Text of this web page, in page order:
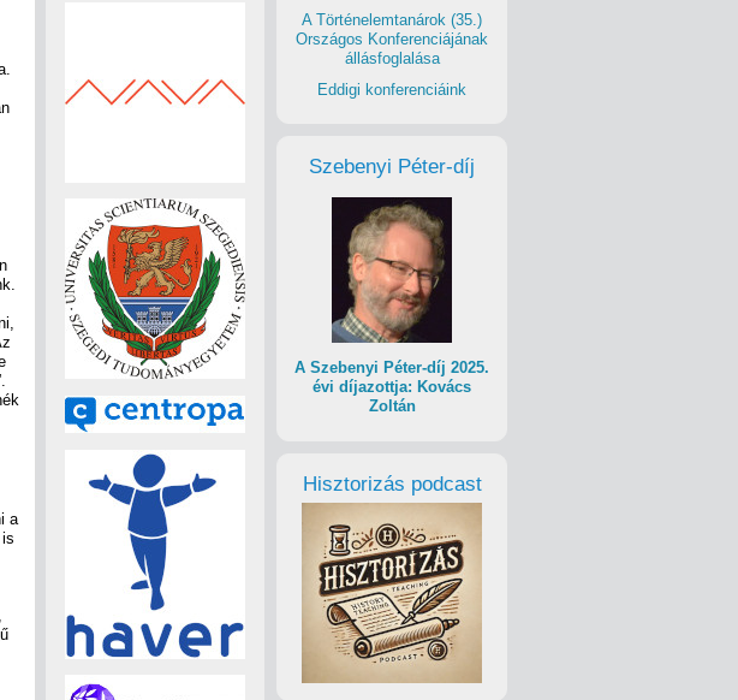
a
A Történelemtanárok (35.)
Országos Konferenciájának
állásfoglalása
Eddigi konferenciáink
Szebenyi Péter-díj
A Szebenyi Péter-díj 2025.
évi díjazottja: Kovács
Zoltán
Hisztorizás podcast